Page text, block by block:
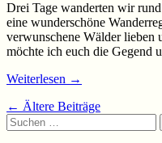
Drei Tage wanderten wir
eine wunderschöne
verwunschene Wälder lieben
möchte ich euch die Gegend
Weiterlesen →
Beiträge-
Navigation
← Ältere Beiträge
Suchen
nach: